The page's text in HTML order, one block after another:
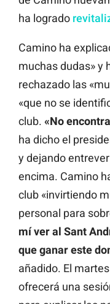
ha logrado
Camino ha
muchas dudas» y
rechazado las
«que no se
club. «No
ha dicho el
y dejando
encima. Camino
club «invirtiendo
personal para
mí ver al Sant
que ganar este
añadido. El
ofrecerá una